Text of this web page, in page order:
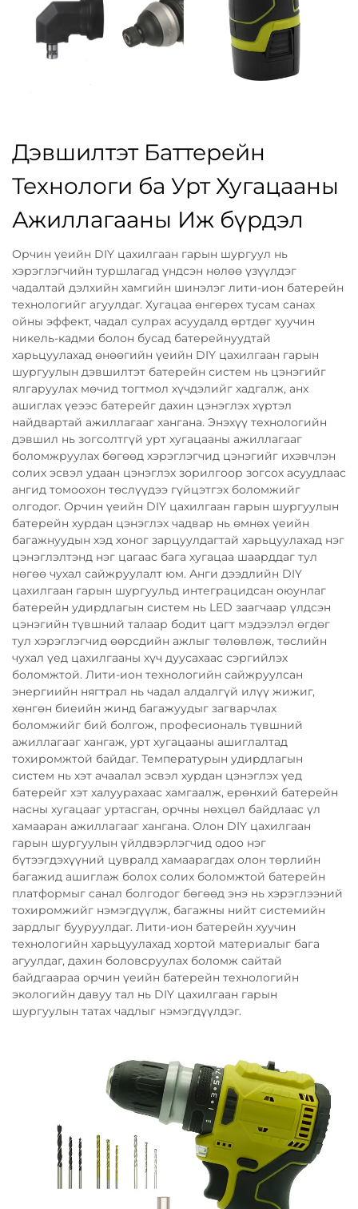
Дэвшилтэт Баттерейн
Технологи ба Урт Хугацааны
Ажиллагааны Иж бүрдэл
Орчин үеийн DIY цахилгаан гарын шургуул нь
хэрэглэгчийн туршлагад үндсэн нөлөө үзүүлдэг
чадалтай дэлхийн хамгийн шинэлэг лити-ион батерейн
технологийг агуулдаг. Хугацаа өнгөрөх тусам санах
ойны эффект, чадал сулрах асуудалд өртдөг хуучин
никель-кадми болон бусад батерейнуудтай
харьцуулахад өнөөгийн үеийн DIY цахилгаан гарын
шургуулын дэвшилтэт батерейн систем нь цэнэгийг
ялгаруулах мөчид тогтмол хүчдэлийг хадгалж, анх
ашиглах үеээс батерейг дахин цэнэглэх хүртэл
найдвартай ажиллагааг хангана. Энэхүү технологийн
дэвшил нь зогсолтгүй урт хугацааны ажиллагааг
боломжруулах бөгөөд хэрэглэгчид цэнэгийг ихэвчлэн
солих эсвэл удаан цэнэглэх зорилгоор зогсох асуудлаас
ангид томоохон төслүүдээ гүйцэтгэх боломжийг
олгодог. Орчин үеийн DIY цахилгаан гарын шургуулын
батерейн хурдан цэнэглэх чадвар нь өмнөх үеийн
багажнуудын хэд хоног зарцуулдагтай харьцуулахад нэг
цэнэглэлтэнд нэг цагаас бага хугацаа шаарддаг тул
нөгөө чухал сайжруулалт юм. Анги дээдлийн DIY
цахилгаан гарын шургуульд интеграцидсан оюунлаг
батерейн удирдлагын систем нь LED заагчаар үлдсэн
цэнэгийн түвшний талаар бодит цагт мэдээлэл өгдөг
тул хэрэглэгчид өөрсдийн ажлыг төлөвлөж, төслийн
чухал үед цахилгааны хүч дуусахаас сэргийлэх
боломжтой. Лити-ион технологийн сайжруулсан
энергиийн нягтрал нь чадал алдалгүй илүү жижиг,
хөнгөн биеийн жинд багажуудыг загварчлах
боломжийг бий болгож, професиональ түвшний
ажиллагааг хангаж, урт хугацааны ашиглалтад
тохиромжтой байдаг. Температурын удирдлагын
систем нь хэт ачаалал эсвэл хурдан цэнэглэх үед
батерейг хэт халуурахаас хамгаалж, ерөнхий батерейн
насны хугацааг уртасган, орчны нөхцөл байдлаас үл
хамааран ажиллагааг хангана. Олон DIY цахилгаан
гарын шургуулын үйлдвэрлэгчид одоо нэг
бүтээгдэхүүний цувралд хамаарагдах олон төрлийн
багажид ашиглаж болох солих боломжтой батерейн
платформыг санал болгодог бөгөөд энэ нь хэрэглээний
тохиромжийг нэмэгдүүлж, багажны нийт системийн
зардлыг бууруулдаг. Лити-ион батерейн хуучин
технологийн харьцуулахад хортой материалыг бага
агуулдаг, дахин боловсруулах боломж сайтай
байдгаараа орчин үеийн батерейн технологийн
экологийн давуу тал нь DIY цахилгаан гарын
шургуулын татах чадлыг нэмэгдүүлдэг.